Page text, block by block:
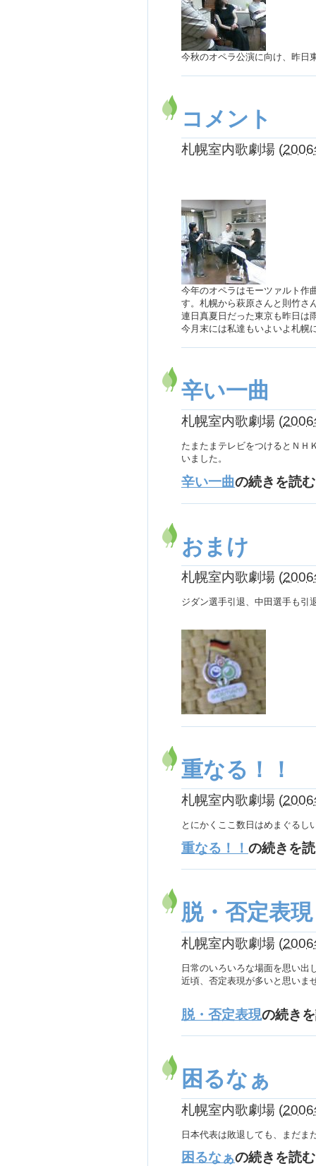
今秋のオペラ公演に向け、昨日
コメント
札幌室内歌劇場 (
今年のオペラはモーツァルト作
す。札幌から萩原さんと則竹さ
連日真夏日だった東京も昨日は
今月末には私達もいよいよ札幌
辛い一曲
札幌室内歌劇場 (
たまたまテレビをつけるとＮＨ
いました。
辛い一曲の続きを読む
おまけ
札幌室内歌劇場 (
ジダン選手引退、中田選手も引
重なる！！
札幌室内歌劇場 (
とにかくここ数日はめまぐるし
重なる！！ の続きを
脱・否定表現
札幌室内歌劇場 (
日常のいろいろな場面を思い出
近頃、否定表現が多いと思いま
脱・否定表現の続き
困るなぁ
札幌室内歌劇場 (
日本代表は敗退しても、まだま
困るなぁの続きを読む